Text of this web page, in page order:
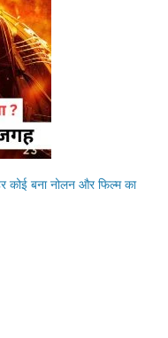
कोई बना नोलन और फिल्म का